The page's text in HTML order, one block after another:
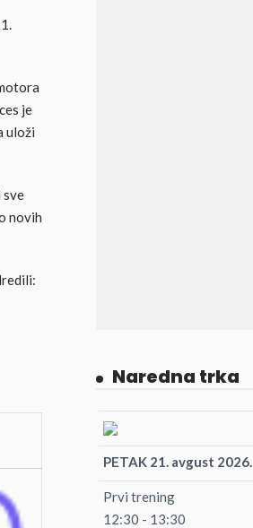
je
uloži
sve
novih
Naredna trka
PETAK 21. avgust 2026.
Prvi trening
12:30 - 13:30